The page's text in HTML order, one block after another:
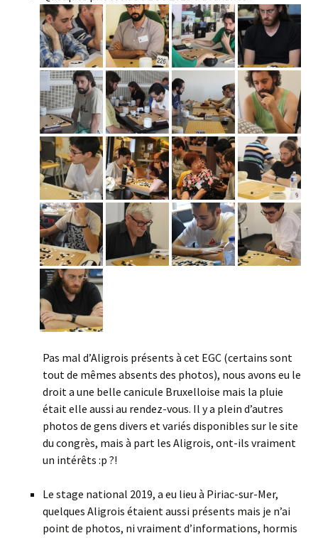
Pas mal d’Aligrois présents à cet EGC (certains sont
tout de mêmes absents des photos), nous avons eu le
droit a une belle canicule Bruxelloise mais la pluie
était elle aussi au rendez-vous. Il y a plein d’autres
photos de gens divers et variés disponibles sur le site
du congrès, mais à part les Aligrois, ont-ils vraiment
un intérêts :p ?!
Le stage national 2019, a eu lieu à Piriac-sur-Mer,
quelques Aligrois étaient aussi présents mais je n’ai
point de photos, ni vraiment d’informations, hormis